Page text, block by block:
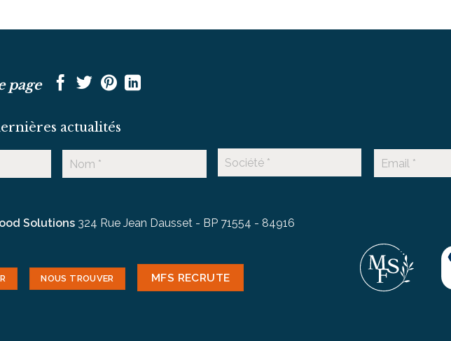
page
actualités
Solutions 324 Rue Jean Dausset - BP 71554 - 84916
NOUS TROUVER MFS RECRUTE